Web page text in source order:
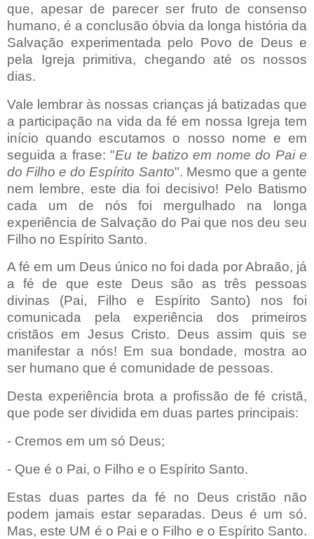
que, apesar de parecer ser fruto de consenso
humano, é a conclusão óbvia da longa história da
Salvação experimentada pelo Povo de Deus e
pela Igreja primitiva, chegando até os nossos
dias.
Vale lembrar às nossas crianças já batizadas que
a participação na vida da féem nossa Igreja tem
início quando escutamos o nosso nome e em
seguida a frase: "Eu te batizo em nome do Pai e
do Filho e do Espírito Santo". Mesmo que a gente
nem lembre, este dia foi decisivo! Pelo Batismo
cada um de nós foi mergulhado na longa
experiência de Salvação do Pai que nos deu seu
Filho no Espírito Santo.
A fé em um Deus único no foi dada por Abraão, já
a fé de que este Deus são as três pessoas
divinas (Pai, Filho e Espírito Santo) nos foi
comunicada pela experiência dos primeiros
cristãos em Jesus Cristo. Deus assim quis se
manifestar a nós! Em sua bondade, mostra ao
ser humano que é comunidade de pessoas.
Desta experiência brota a profissão de fé cristã,
que pode ser dividida em duas partes principais:
- Cremos em um só Deus;
- Que é o Pai, o Filho e o Espírito Santo.
Estas duas partes da fé no Deus cristão não
podem jamais estar separadas. Deus é um só.
Mas, este UM é o Pai e o Filho e o Espírito Santo.